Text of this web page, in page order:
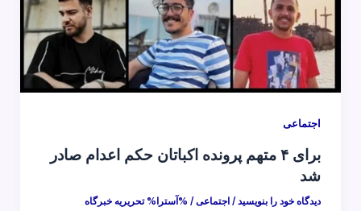
اجتماعی
برای ۴ متهم پرونده اکباتان حکم اعدام صادر
شد
دیدگاه‌ خود را بنویسید / اجتماعی/ %آسترا% تحریریه خبرگاه